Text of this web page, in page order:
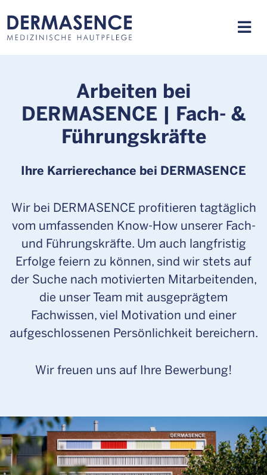
Arbeiten bei
DERMASENCE | Fach- &
Führungskräfte
Ihre Karrierechance bei DERMASENCE
Wir bei DERMASENCE profitieren tagtäglich
vom umfassenden Know-How unserer Fach-
und Führungskräfte. Um auch langfristig
Erfolge feiern zu können, sind wir stets auf
der Suche nach motivierten Mitarbeitenden,
die unser Team mit ausgeprägtem
Fachwissen, viel Motivation und einer
aufgeschlossenen Persönlichkeit bereichern.
Wir freuen uns auf Ihre Bewerbung!